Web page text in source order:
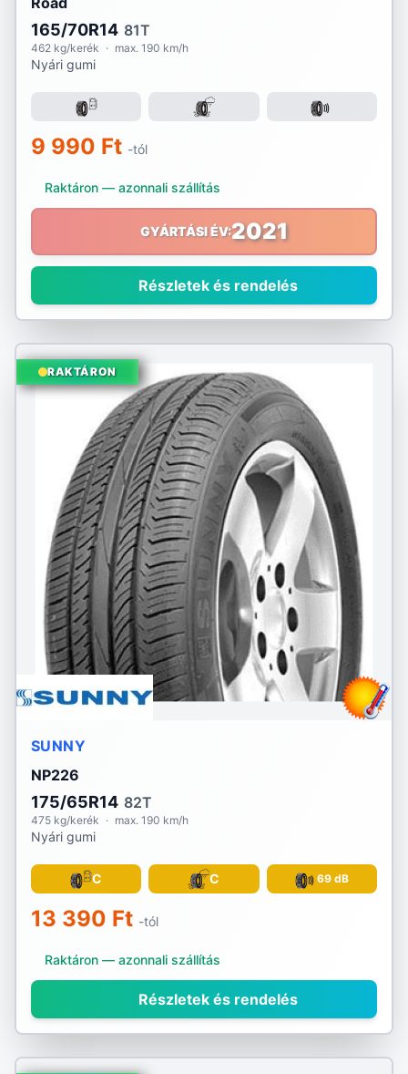
165/70R14 81T
462 kg/kerék · max. 190 km/h
Nyári gumi
9 990 Ft -tól
Raktáron — azonnali szállítás
GYÁRTÁSI ÉV:2021
Részletek és rendelés
RAKTÁRON
SUNNY
NP226
175/65R14 82T
475 kg/kerék · max. 190 km/h
Nyári gumi
C C 69 dB
13 390 Ft -tól
Raktáron — azonnali szállítás
Részletek és rendelés